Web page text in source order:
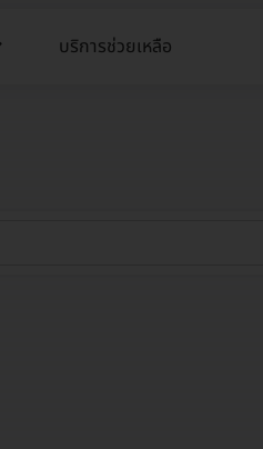
บริการช่วยเหลือ